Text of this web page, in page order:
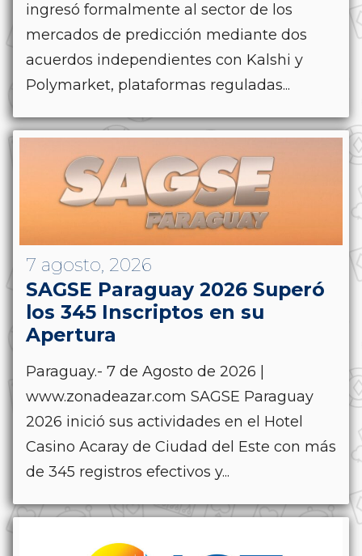
ingresó formalmente al sector de los
mercados de predicción mediante dos
acuerdos independientes con Kalshi y
Polymarket, plataformas reguladas...
7 agosto, 2026
SAGSE Paraguay 2026 Superó
los 345 Inscriptos en su
Apertura
Paraguay.- 7 de Agosto de 2026 |
www.zonadeazar.com SAGSE Paraguay
2026 inició sus actividades en el Hotel
Casino Acaray de Ciudad del Este con más
de 345 registros efectivos y...